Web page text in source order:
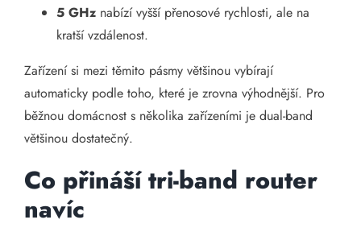
5 GHz nabízí vyšší přenosové rychlosti, ale na
kratší vzdálenost.
Zařízení si mezi těmito pásmy většinou vybírají
automaticky podle toho, které je zrovna výhodnější. Pro
běžnou domácnost s několika zařízeními je dual-band
většinou dostatečný.
Co přináší tri-band router
navíc